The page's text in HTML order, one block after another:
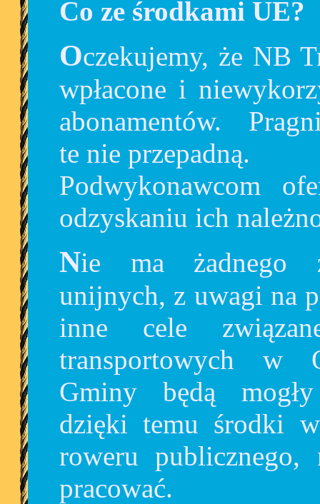
Co ze środkami UE?
Oczekujemy, że NB Tricity zwróci użytkownikom
wpłacone i
abonamentów.
te nie przepadną.
Podwykonawcom
odzyskaniu ich
Nie ma żadnego zagrożenia dla pieniędzy
unijnych, z uwagi na
inne cele
transportowych w
Gminy będą mogły
dzięki temu środki
roweru
pracować.